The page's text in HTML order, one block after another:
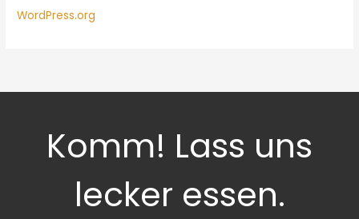
WordPress.org
Komm! Lass uns
lecker essen.